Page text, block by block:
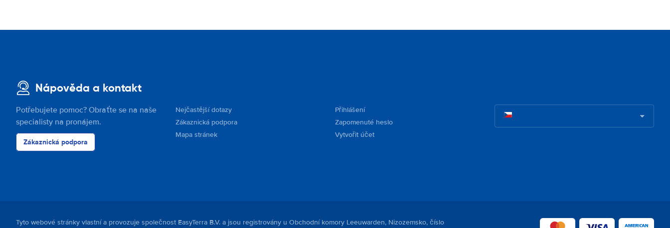
Nápověda a kontakt
Potřebujete pomoc? Obraťte se na naše
specialisty na pronájem.
Zákaznická podpora
Nejčastější dotazy
Zákaznická podpora
Mapa stránek
Přihlášení
Zapomenuté heslo
Vytvořit účet
Tyto webové stránky vlastní a provozuje společnost EasyTerra B.V. a jsou registrovány u Obchodní komory Leeuwarden, Nizozemsko, číslo